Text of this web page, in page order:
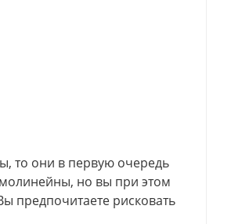
то они в первую очередь
но вы при этом
предпочитаете рисковать